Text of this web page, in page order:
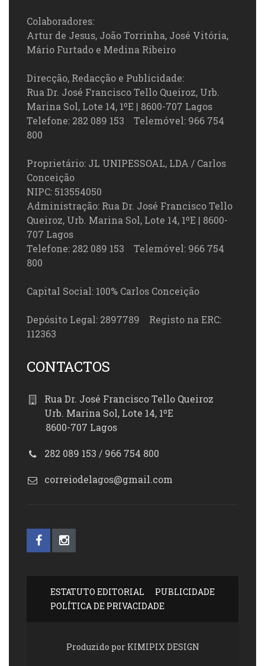
Colaboradores:
Artur de Jesus, João Torrinha, José Vitória,
Mário Furtado e Medina Ribeiro
Direcção, Redacção e Publicidade:
Rua Dr. José Francisco Tello Queiroz, Urb.
Marina Sol, Lote 14, 1ºE | 8600-707 Lagos
Telefone: 282 089 153 Telemóvel: 966 754
800
Proprietário: JL UNIPESSOAL, LDA / Carlos
Conceição
NIPC: 513554050
Administração: Rua Dr. José Francisco Tello
Queiroz, Urb. Marina Sol, Lote 14, 1ºE | 8600-
707 Lagos
Telefone: 282 089 153 Telemóvel: 966 754
800
Capital Social: 100% Carlos Conceição
Depósito Legal: 2897789 Registo na ERC:
112363
CONTACTOS
Rua Dr. José Francisco Tello Queiroz
Urb. Marina Sol, Lote 14, 1ºE
8600-707 Lagos
282 089 153 / 966 754 800
correiodelagos@gmail.com
ESTATUTO EDITORIAL
PUBLICIDADE
POLÍTICA DE PRIVACIDADE
Produzido por KIMIPIX DESIGN